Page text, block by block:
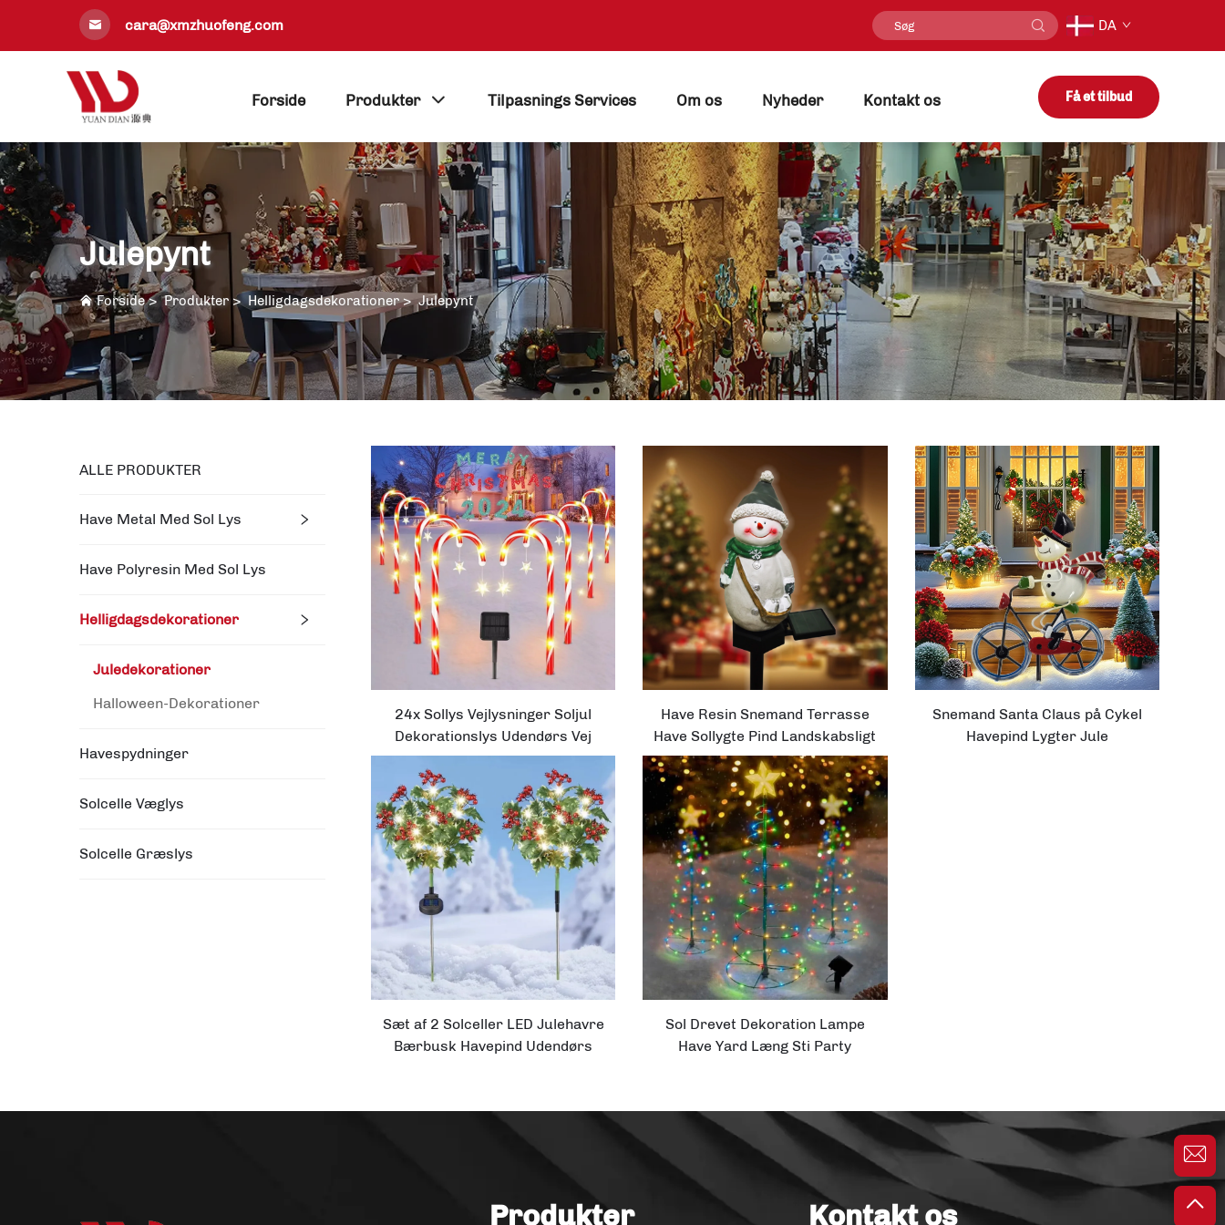
cara@xmzhuofeng.com DA
Forside Produkter Tilpasnings Services Om os Nyheder Kontakt os Få et tilbud
Julepynt
Forside>Produkter >Helligdagsdekorationer>Julepynt
ALLE PRODUKTER
Have Metal Med Sol Lys
Have Polyresin Med Sol Lys
Helligdagsdekorationer
Juledekorationer
Halloween-Dekorationer
Havespydninger
Solcelle Væglys
Solcelle Græslys
24x Sollys Vejlysninger Soljul
Dekorationslys Udendørs Vej
Have Resin Snemand Terrasse
Have Sollygte Pind Landskabsligt
Pynt
Snemand Santa Claus på Cykel
Havepind Lygter Jule
Sæt af 2 Solceller LED Julehavre
Bærbusk Havepind Udendørs
Sol Drevet Dekoration Lampe
Have Yard Læng Sti Party
Produkter Kontakt os